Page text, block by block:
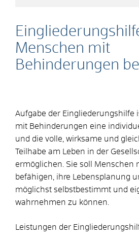
Menschen mit
Behinderungen
Aufgabe der Eingliederungshilfe
mit Behinderungen eine
und die volle, wirksame und
Teilhabe am Leben in der
ermöglichen. Sie soll Menschen
befähigen, ihre Lebensplanung
möglichst selbstbestimmt und
wahrnehmen zu können.
Leistungen der